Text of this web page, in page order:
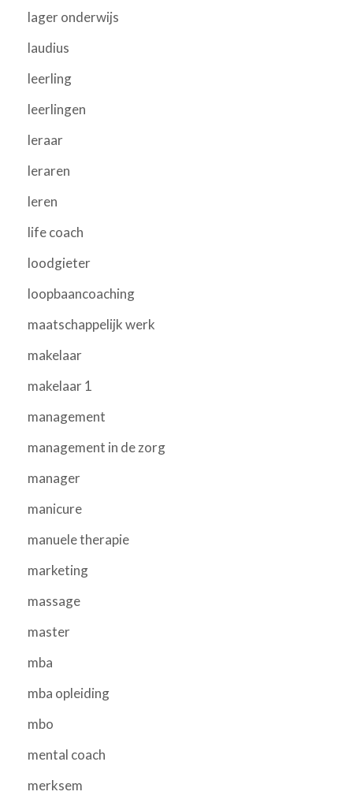
lager onderwijs
laudius
leerling
leerlingen
leraar
leraren
leren
life coach
loodgieter
loopbaancoaching
maatschappelijk werk
makelaar
makelaar 1
management
management in de zorg
manager
manicure
manuele therapie
marketing
massage
master
mba
mba opleiding
mbo
mental coach
merksem